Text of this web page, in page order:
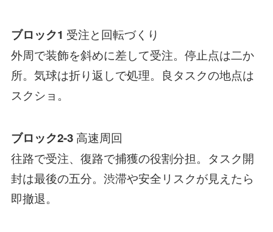
ブロック1 受注と回転づくり
外周で装飾を斜めに差して受注。停止点は二か
所。気球は折り返しで処理。良タスクの地点は
スクショ。
ブロック2-3高速周回
往路で受注、復路で捕獲の役割分担。タスク開
封は最後の五分。渋滞や安全リスクが見えたら
即撤退。